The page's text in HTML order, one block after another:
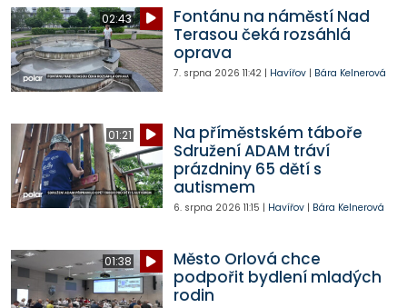
02:43
Fontánu na náměstí Nad
Terasou čeká rozsáhlá
oprava
7. srpna 2026 11:42| Havířov| Bára Kelnerová
01:21
Na příměstském táboře
Sdružení ADAM tráví
prázdniny 65 dětí s
autismem
6. srpna 2026 11:15 | Havířov| Bára Kelnerová
01:38
Město Orlová chce
podpořit bydlení mladých
rodin